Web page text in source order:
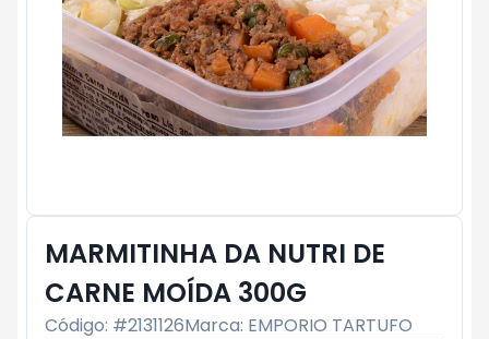
MARMITINHA DA NUTRI DE
CARNE MOÍDA 300G
Código: #2131126Marca: EMPORIO TARTUFO